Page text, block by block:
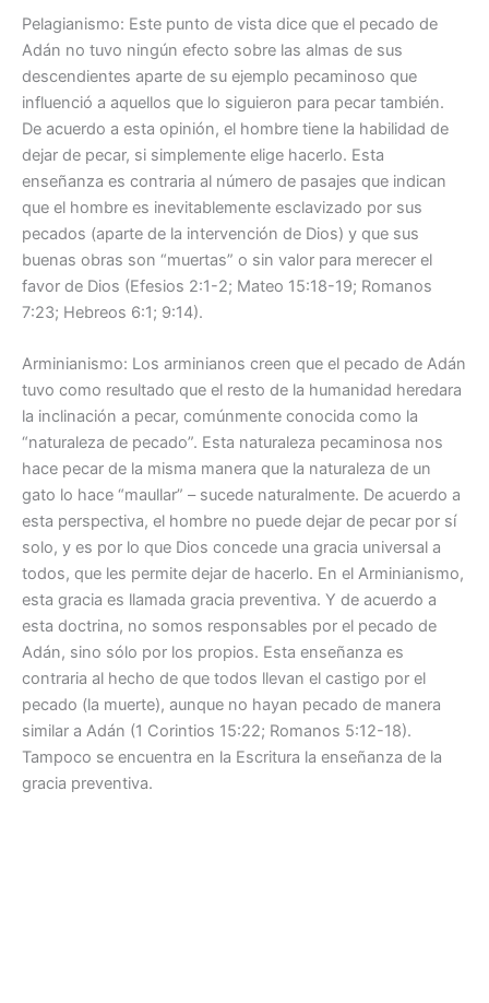
Pelagianismo: Este punto de vista dice que el pecado de
Adán no tuvo ningún efecto sobre las almas de sus
descendientes aparte de su ejemplo pecaminoso que
influenció a aquellos que lo siguieron para pecar también.
De acuerdo a esta opinión, el hombre tiene la habilidad de
dejar de pecar, si simplemente elige hacerlo. Esta
enseñanza es contraria al número de pasajes que indican
que el hombre es inevitablemente esclavizado por sus
pecados (aparte de la intervención de Dios) y que sus
buenas obras son “muertas” o sin valor para merecer el
favor de Dios (Efesios 2:1-2; Mateo 15:18-19; Romanos
7:23; Hebreos 6:1; 9:14).
Arminianismo: Los arminianos creen que el pecado de Adán
tuvo como resultado que el resto de la humanidad heredara
la inclinación a pecar, comúnmente conocida como la
“naturaleza de pecado”. Esta naturaleza pecaminosa nos
hace pecar de la misma manera que la naturaleza de un
gato lo hace “maullar” – sucede naturalmente. De acuerdo a
esta perspectiva, el hombre no puede dejar de pecar por sí
solo, y es por lo que Dios concede una gracia universal a
todos, que les permite dejar de hacerlo. En el Arminianismo,
esta gracia es llamada gracia preventiva. Y de acuerdo a
esta doctrina, no somos responsables por el pecado de
Adán, sino sólo por los propios. Esta enseñanza es
contraria al hecho de que todos llevan el castigo por el
pecado (la muerte), aunque no hayan pecado de manera
similar a Adán (1 Corintios 15:22; Romanos 5:12-18).
Tampoco se encuentra en la Escritura la enseñanza de la
gracia preventiva.